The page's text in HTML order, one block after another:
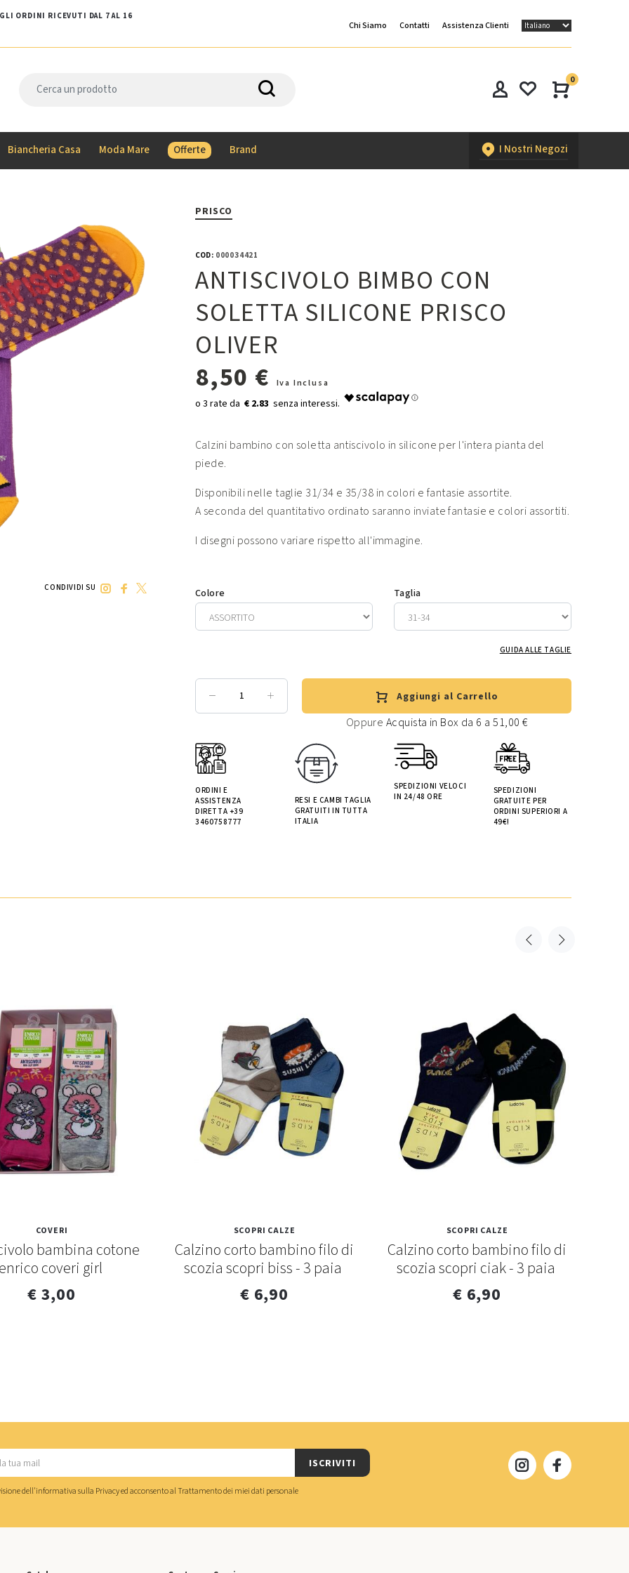
ORDINI RICEVUTI DAL 7 AL 16
Chi Siamo Contatti Assistenza Clienti
0
Biancheria Casa Moda Mare Offerte Brand I Nostri Negozi
CONDIVIDI SU
PRISCO
COD:000034421
ANTISCIVOLO BIMBO CON
SOLETTA SILICONE PRISCO
OLIVER
8,50 €
Iva Inclusa
€ 2.83
Calzini bambino con soletta antiscivolo in silicone per l'intera pianta del
piede.
Disponibili nelle taglie 31/34 e 35/38 in colori e fantasie assortite.
A seconda del quantitativo ordinato saranno inviate fantasie e colori assortiti.
I disegni possono variare rispetto all'immagine.
Colore Taglia
GUIDA ALLE TAGLIE
Aggiungi al Carrello
Oppure Acquista in Box da 6 a 51,00 €
ORDINI E
ASSISTENZA
DIRETTA +39
3460758777
RESI E CAMBI TAGLIA
GRATUITI IN TUTTA
ITALIA
SPEDIZIONI VELOCI
IN 24/48 ORE
SPEDIZIONI
GRATUITE PER
ORDINI SUPERIORI A
49€!
COVERI
bambina cotone
enrico coveri girl
€ 3,00
SCOPRI CALZE
Calzino corto bambino filo di
scozia scopri biss - 3 paia
€ 6,90
SCOPRI CALZE
Calzino corto bambino filo di
scozia scopri ciak - 3 paia
€ 6,90
ISCRIVITI
dell'informativa sulla Privacyed acconsento alTrattamento dei miei dati personale